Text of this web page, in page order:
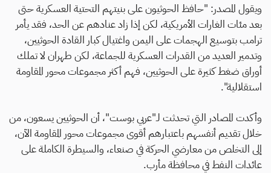
ويقول المصدر: "حافظ الحوثيون على بنيتهم التحتية العسكرية حتى
بعد مئات الغارات الأمريكية، لكن إذا زاد عنادهم عن الحد، فقد يأمر
ترامب بتوسيع الهجمات على اليمن واغتيال كبار القادة الحوثيين،
وتدمير العديد من القدرات العسكرية للجماعة، لكن طهران لا تملك
أوراق ضغط كثيرة على الحوثيين، فهم أكثر مجموعات محور المقاومة
استقلالية".
وأكدت المصادر التي تحدثت لـ"عربي بوست"، أن الحوثيين يسعون، من
خلال تقديم أنفسهم باعتبارهم أقوى مجموعات محور المقاومة الآن،
إلى التخلص من معارضي الحركة في صنعاء، والسيطرة الكاملة على
عائدات النفط في محافظة مأرب.